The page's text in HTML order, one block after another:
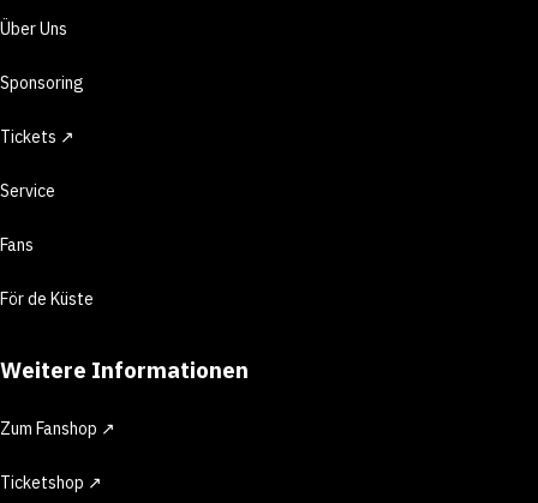
Über Uns
Sponsoring
Tickets ↗
Service
Fans
För de Küste
Weitere Informationen
Zum Fanshop ↗
Ticketshop ↗